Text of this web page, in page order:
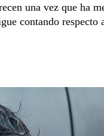
una vez que ha
contando respecto